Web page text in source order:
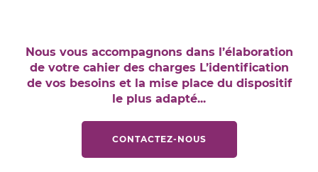
Nous vous accompagnons dans l’élaboration
de votre cahier des charges L’identification
de vos besoins et la mise place du dispositif
le plus adapté...
CONTACTEZ-NOUS